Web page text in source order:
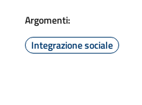
Argomenti:
Integrazione sociale